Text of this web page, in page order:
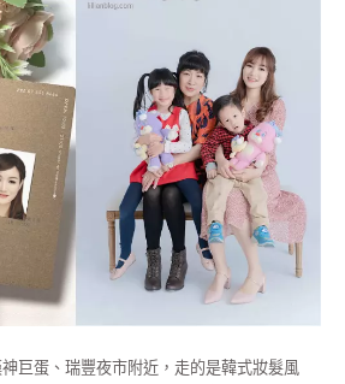
巨蛋、瑞豐夜市附近，走的是韓式妝髮風